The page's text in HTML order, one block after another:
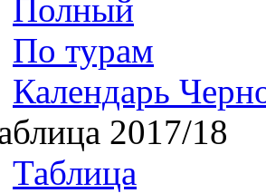
Полный
По турам
Календарь
2017/18
Таблица